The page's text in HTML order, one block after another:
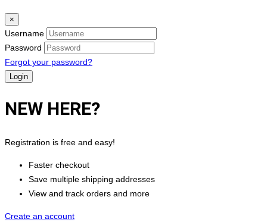
×
Username
Password
Forgot your password?
NEW HERE?
Registration is free and easy!
Faster checkout
Save multiple shipping addresses
View and track orders and more
Create an account